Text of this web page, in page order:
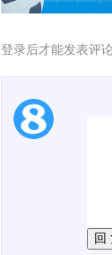
登录后才能发表评